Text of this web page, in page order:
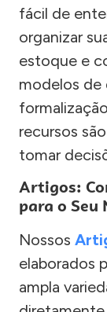
fácil de
organizar
estoque e
modelos de
recursos
tomar
Artigos:
para o Seu
Nossos
elaborados
ampla